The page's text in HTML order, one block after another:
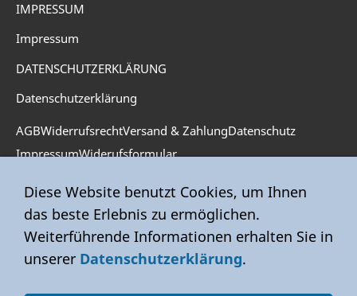
IMPRESSUM
Impressum
DATENSCHUTZERKLÄRUNG
Datenschutzerklärung
AGBWiderrufsrechtVersand & ZahlungDatenschutz
ImpressumWiderufsformular
Diese Website benutzt Cookies, um Ihnen
das beste Erlebnis zu ermöglichen.
Weiterführende Informationen erhalten Sie in
unserer Datenschutzerklärung.